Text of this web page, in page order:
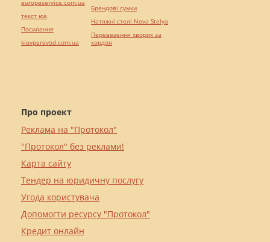
Про проект
Реклама на "Протокол"
"Протокол" без реклами!
Карта сайту
Тендер на юридичну послугу
Угода користувача
Допомогти ресурсу "Протокол"
Кредит онлайн
europeservice.com.ua
текст юа
Посилання
kievperevod.com.ua
Брендові сумки
Натяжні стелі Nova Stelya
Перевезення хворих за
кордон